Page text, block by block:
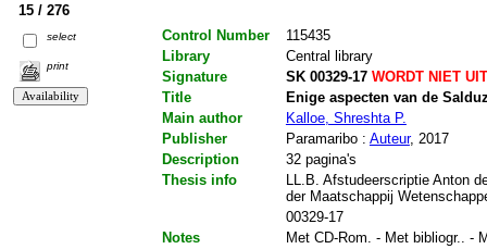
15 / 276
select
print
Control Number
115435
Library
Central library
Signature
SK 00329-17WORDT NIET
Title
Enige aspecten van de
Main author
Kalloe, Shreshta P.
Publisher
Paramaribo : Auteur, 2017
Description
32 pagina's
Thesis info
LL.B. Afstudeerscriptie Anton
der Maatschappij
00329-17
Notes
Met CD-Rom. - Met bibliogr.. -